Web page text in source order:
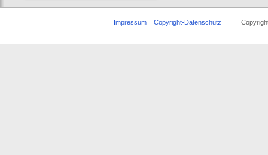
Impressum Copyright-Datenschutz Copyright